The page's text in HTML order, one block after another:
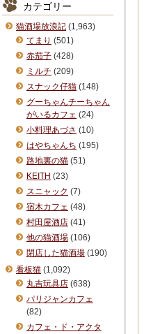
カテゴリー
猫酒場放浪記 (1,963)
てまり (501)
赤茄子 (428)
ミルチ (209)
スナック仔猫 (148)
グーちゃんチーちゃん
がいるカフェ (24)
小料理あづさ (10)
はやちゃんち (195)
路地裏の猫 (51)
KEITH (23)
スニャック (7)
宿木カフェ (48)
村田屋酒店 (41)
他の猫酒場 (106)
閉店した猫酒場 (190)
看板猫 (1,092)
丸吉玩具店 (638)
パリジャンカフェ
(82)
カフェ・ド・アクタ